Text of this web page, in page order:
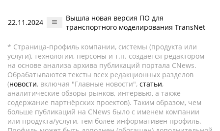
22.11.2024
Вышла новая версия ПО для
транспортного моделирования TransNet
* Страница-профиль компании, системы (продукта или
услуги), технологии, персоны и т.п. создается редактором
на основе анализа архива публикаций портала CNews.
Обрабатываются тексты всех редакционных разделов
(новости, включая "Главные новости", статьи,
аналитические обзоры рынков, интервью, а также
содержание партнёрских проектов). Таким образом, чем
больше публикаций на CNews было с именем компании
или продукта/услуги, тем более информативен профиль.